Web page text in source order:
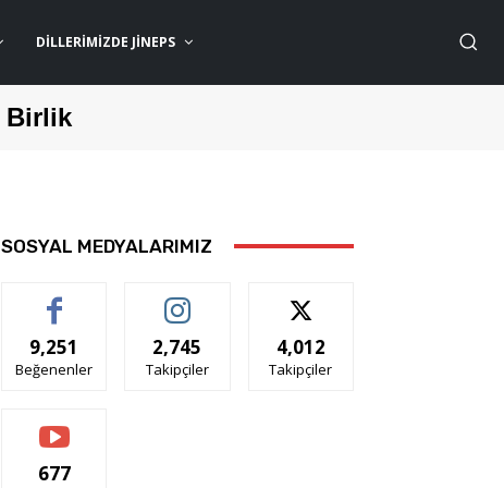
DILLERIMIZDE JİNEPS
Birlik
SOSYAL MEDYALARIMIZ
9,251
Beğenenler
2,745
Takipçiler
4,012
Takipçiler
677